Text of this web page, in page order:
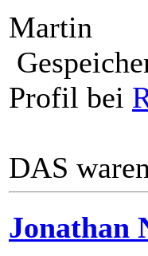
Martin
Profil bei
DAS
Jonathan